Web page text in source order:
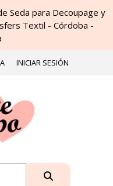
Seda para Decoupage y
Textil - Córdoba -
INICIAR SESIÓN